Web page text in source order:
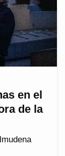
en el
de la